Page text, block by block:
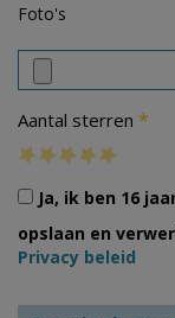
Foto's
Aantal sterren *
Ja, ik ben 16
opslaan en
Privacy beleid